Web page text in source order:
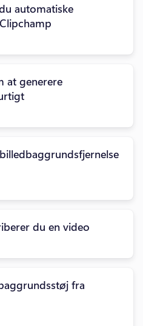
automatiske
at generere
du en video
fra